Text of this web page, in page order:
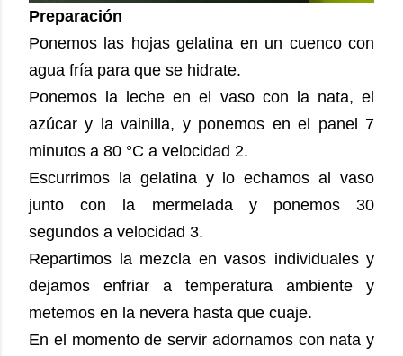
Preparación
Ponemos las hojas gelatina en un cuenco con
agua fría para que se hidrate.
Ponemos la leche en el vaso con la nata, el
azúcar y la vainilla, y ponemos en el panel 7
minutos a 80 °C a velocidad 2.
Escurrimos la gelatina y lo echamos al vaso
junto con la mermelada y ponemos 30
segundos a velocidad 3.
Repartimos la mezcla en vasos individuales y
dejamos enfriar a temperatura ambiente y
metemos en la nevera hasta que cuaje.
En el momento de servir adornamos con nata y